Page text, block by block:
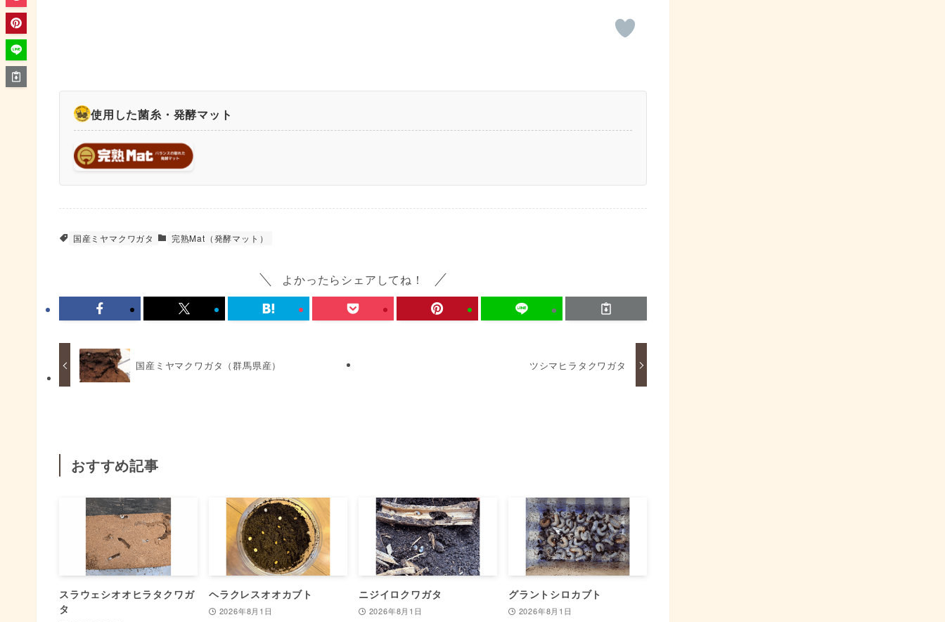
使用した菌糸・発酵マット
国産ミヤマクワガタ 完熟Mat（発酵マット）
よかったらシェアしてね！
国産ミヤマクワガタ（群馬県産） ツシマヒラタクワガタ
おすすめ記事
スラウェシオオヒラタクワガ
タ
ヘラクレスオオカブト
2026年8月1日
ニジイロクワガタ
2026年8月1日
グラントシロカブト
2026年8月1日